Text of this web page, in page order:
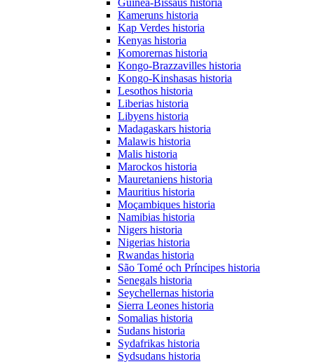
Guinea-Bissaus historia
Kameruns historia
Kap Verdes historia
Kenyas historia
Komorernas historia
Kongo-Brazzavilles historia
Kongo-Kinshasas historia
Lesothos historia
Liberias historia
Libyens historia
Madagaskars historia
Malawis historia
Malis historia
Marockos historia
Mauretaniens historia
Mauritius historia
Moçambiques historia
Namibias historia
Nigers historia
Nigerias historia
Rwandas historia
São Tomé och Príncipes historia
Senegals historia
Seychellernas historia
Sierra Leones historia
Somalias historia
Sudans historia
Sydafrikas historia
Sydsudans historia